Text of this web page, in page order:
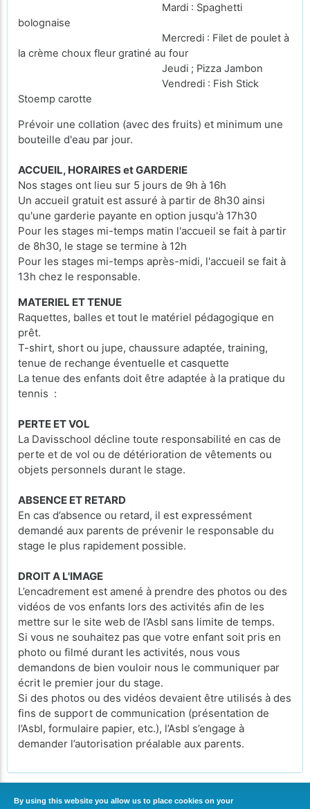
Mardi : Spaghetti
bolognaise
Mercredi : Filet de poulet à
la crème choux fleur gratiné au four
Jeudi ; Pizza Jambon
Vendredi : Fish Stick
Stoemp carotte
Prévoir une collation (avec des fruits) et minimum une
bouteille d'eau par jour.
ACCUEIL, HORAIRES et GARDERIE
Nos stages ont lieu sur 5 jours de 9h à 16h
Un accueil gratuit est assuré à partir de 8h30 ainsi
qu'une garderie payante en option jusqu'à 17h30
Pour les stages mi-temps matin l'accueil se fait à partir
de 8h30, le stage se termine à 12h
Pour les stages mi-temps après-midi, l'accueil se fait à
13h chez le responsable.
MATERIEL ET TENUE
Raquettes, balles et tout le matériel pédagogique en
prêt.
T-shirt, short ou jupe, chaussure adaptée, training,
tenue de rechange éventuelle et casquette
La tenue des enfants doit être adaptée à la pratique du
tennis :
PERTE ET VOL
La Davisschool décline toute responsabilité en cas de
perte et de vol ou de détérioration de vêtements ou
objets personnels durant le stage.
ABSENCE ET RETARD
En cas d’absence ou retard, il est expressément
demandé aux parents de prévenir le responsable du
stage le plus rapidement possible.
DROIT A L'IMAGE
L’encadrement est amené à prendre des photos ou des
vidéos de vos enfants lors des activités afin de les
mettre sur le site web de l’Asbl sans limite de temps.
Si vous ne souhaitez pas que votre enfant soit pris en
photo ou filmé durant les activités, nous vous
demandons de bien vouloir nous le communiquer par
écrit le premier jour du stage.
Si des photos ou des vidéos devaient être utilisés à des
fins de support de communication (présentation de
l’Asbl, formulaire papier, etc.), l’Asbl s’engage à
demander l’autorisation préalable aux parents.
By using this website you allow us to place cookies on your